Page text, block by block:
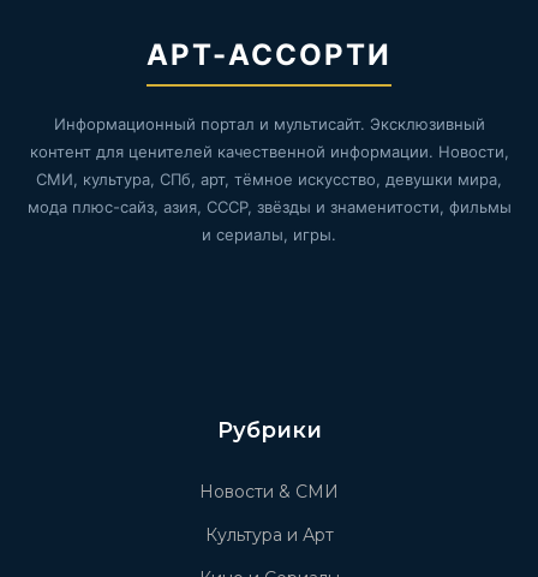
АРТ-АССОРТИ
Информационный портал и мультисайт. Эксклюзивный
контент для ценителей качественной информации. Новости,
СМИ, культура, СПб, арт, тёмное искусство, девушки мира,
мода плюс-сайз, азия, СССР, звёзды и знаменитости, фильмы
и сериалы, игры.
Рубрики
Новости & СМИ
Культура и Арт